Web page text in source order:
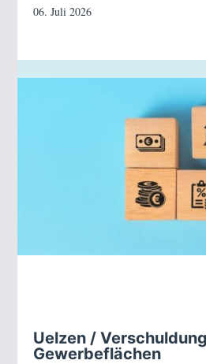
06. Juli 2026
Uelzen /
Gewerbeflächen